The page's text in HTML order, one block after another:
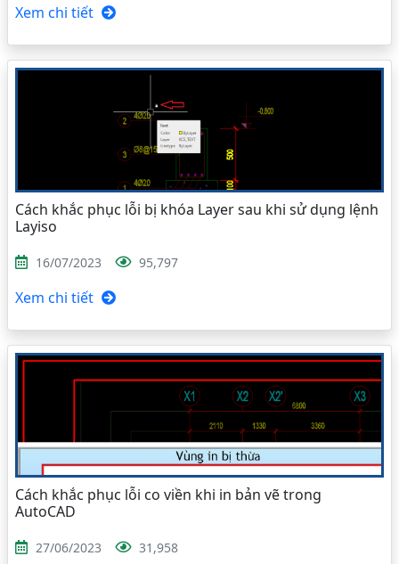
Xem chi tiết
Cách khắc phục lỗi bị khóa Layer sau khi sử dụng lệnh
Layiso
16/07/2023 95,797
Xem chi tiết
Cách khắc phục lỗi co viền khi in bản vẽ trong
AutoCAD
27/06/2023 31,958